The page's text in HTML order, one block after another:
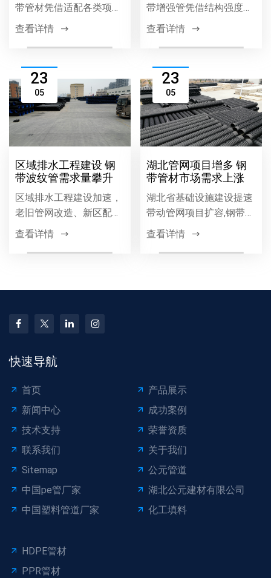
带管材凭借适配各类项目
的优势，广泛应用于市政
力本地工程高效推进。
查看详情
带增强管凭借结构强度
高、耐腐蚀、施工便捷等
质量与效益的可靠保障。
查看详情
23
05
区域排水工程建设 钢
带波纹管需求量攀升
区域排水工程建设加速，
老旧管网改造、新区配套
等项目推动排水管材需求
选，需求持续攀升。
查看详情
23
05
湖北管网项目增多 钢
带管材市场需求上涨
湖北省基础设施建设提速
带动管网项目扩容,钢带管
材因高强度、耐腐蚀等优
查看详情
快速导航
首页
产品展示
新闻中心
成功案例
技术支持
荣誉资质
联系我们
关于我们
Sitemap
公元管道
中国pe管厂家
湖北公元建材有限公司
中国塑料管道厂家
化工填料
HDPE管材
PPR管材